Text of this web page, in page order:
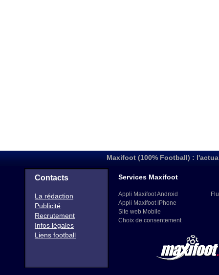
Maxifoot (100% Football) :
Contacts
La rédaction
Publicité
Recrutement
Infos légales
Liens football
Services Maxifoot
Appli Maxifoot Android
Appli Maxifoot iPhone
Site web Mobile
Choix de consentement